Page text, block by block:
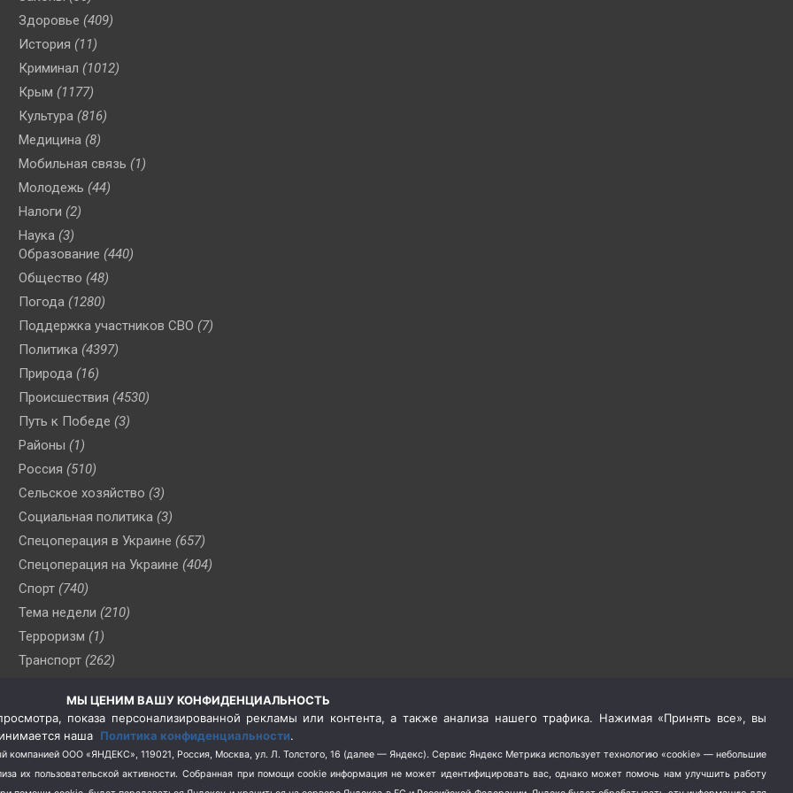
Здоровье (409)
История (11)
Криминал (1012)
Крым (1177)
Культура (816)
Медицина (8)
Мобильная связь (1)
Молодежь (44)
Налоги (2)
Наука (3)
Образование (440)
Общество (48)
Погода (1280)
Поддержка участников СВО (7)
Политика (4397)
Природа (16)
Происшествия (4530)
Путь к Победе (3)
Районы (1)
Россия (510)
Сельское хозяйство (3)
Социальная политика (3)
Спецоперация в Украине (657)
Спецоперация на Украине (404)
Спорт (740)
Тема недели (210)
Терроризм (1)
Транспорт (262)
(76)
Цены (2)
Школа и спорт (2)
Экология (8)
МЫ ЦЕНИМ ВАШУ КОНФИДЕНЦИАЛЬНОСТЬ
показа персонализированной рекламы или контента, а также анализа нашего трафика. Нажимая «Принять все», вы
наша Политика конфиденциальности.
компанией ООО «ЯНДЕКС», 119021, Россия, Москва, ул. Л. Толстого, 16 (далее — Яндекс). Сервис Яндекс Метрика использует технологию «cookie» — небольшие
их пользовательской активности. Собранная при помощи cookie информация не может идентифицировать вас, однако может помочь нам улучшить работу